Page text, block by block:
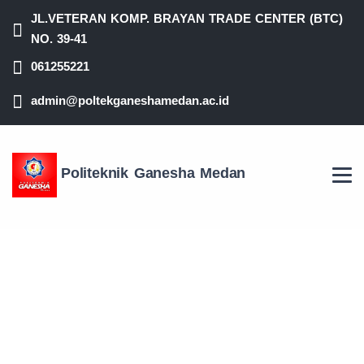
JL.VETERAN KOMP. BRAYAN TRADE CENTER (BTC)
NO. 39-41
061255221
admin@poltekganeshamedan.ac.id
Politeknik Ganesha Medan